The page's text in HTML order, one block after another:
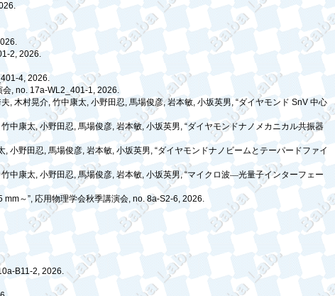
2, 2026.
4, 2026.
会, no. 17a-WL2_401-1, 2026.
,木村晃介,竹中康太,小野田忍,馬場俊彦,岩本敏,小坂英男, “ダイヤモンド SnV中心
竹中康太,小野田忍,馬場俊彦,岩本敏,小坂英男, “ダイヤモンドナノメカニカル共振器
,小野田忍,馬場俊彦,岩本敏,小坂英男, “ダイヤモンドナノビームとテーパードファイ
竹中康太,小野田忍,馬場俊彦,岩本敏,小坂英男, “マイクロ波―光量子インターフェー
mm～”, 応用物理学会秋季講演会, no. 8a-S2-6, 2026.
B11-2, 2026.